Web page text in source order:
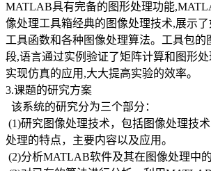
MATLAB具有完备的图形处理功能
像处理工具箱经典的图像处理技术,展示
工具函数和各种图像处理算法。工具包的
段,语言通过实例验证了矩阵计算和图形
实现仿真的应用,大大提高实验的效率。
3.课题的研究方案
该系统的研究分为三个部分：
(1)研究图像处理技术，包括图像处理技
处理的特点，主要内容以及应用。
(2)分析MATLAB软件及其在图像处理中的